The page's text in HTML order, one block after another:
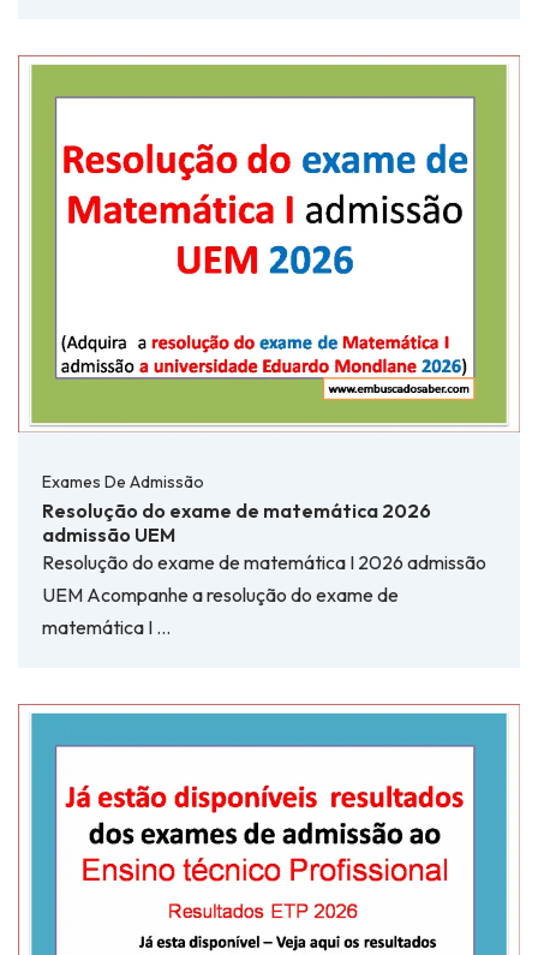
Exames De Admissão
Resolução do exame de matemática 2026
admissão UEM
Resolução do exame de matemática I 2026 admissão
UEM Acompanhe a resolução do exame de
matemática I …